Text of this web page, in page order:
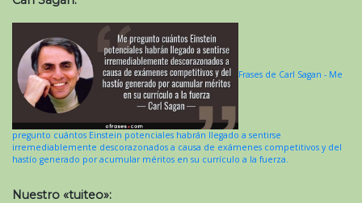
Frases de Carl Sagan - Me
pregunto cuántos Einstein potenciales habrán llegado a sentirse
irremediablemente descorazonados a causa de exámenes competitivos y del
hastío generado por acumular méritos en su currículo a la fuerza.
Nuestro «tuiteo»: